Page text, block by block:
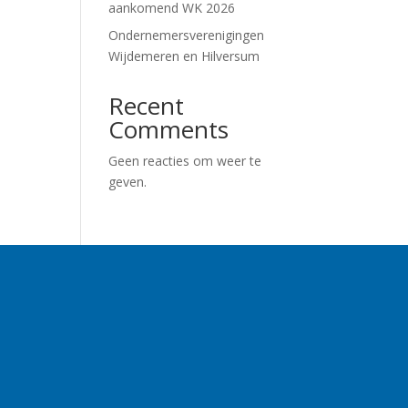
aankomend WK 2026
Ondernemersverenigingen
Wijdemeren en Hilversum
Recent
Comments
Geen reacties om weer te
geven.